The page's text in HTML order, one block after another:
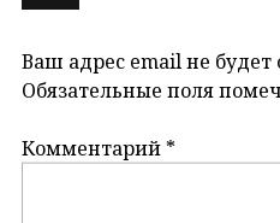
Ваш адрес email не будет
Обязательные поля
Комментарий *